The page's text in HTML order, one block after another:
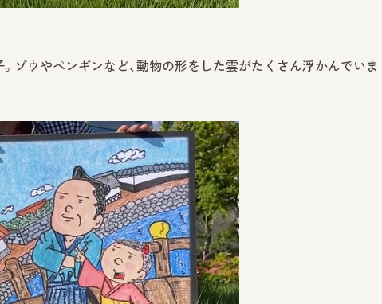
ゾウやペンギンなど、動物の形をした雲がたくさん浮かんでいま